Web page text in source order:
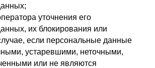
уточнения его
их блокирования или
если персональные данные
устаревшими, неточными,
или не являются